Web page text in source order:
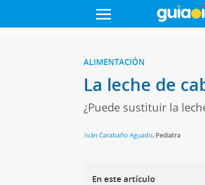
ALIMENTACIÓN
La leche de
¿Puede sustituir la
Iván Carabaño Aguado, Pediatra
En este artículo